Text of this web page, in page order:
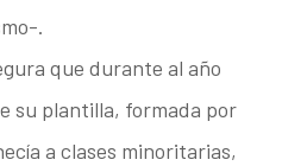
.
que durante al año
su plantilla, formada por
a clases minoritarias,